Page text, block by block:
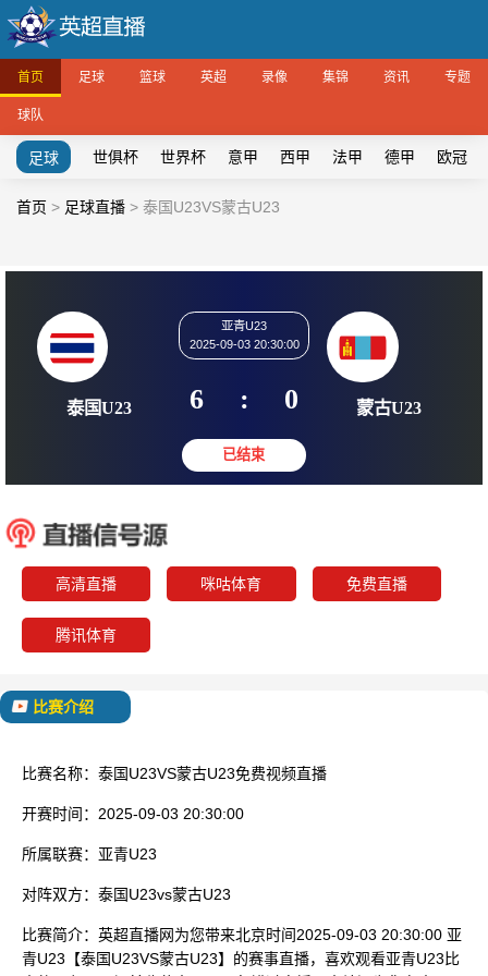
首页 足球 篮球 英超 录像 集锦 资讯 专题
球队
足球 世俱杯 世界杯 意甲 西甲 法甲 德甲 欧冠
首页 > 足球直播 > 泰国U23VS蒙古U23
亚青U23
2025-09-03 20:30:00
6 : 0
高清直播 咪咕体育 免费直播
腾讯体育
比赛介绍
比赛名称： 泰国U23VS蒙古U23免费视频直播
开赛时间： 2025-09-03 20:30:00
所属联赛： 亚青U23
对阵双方： 泰国U23vs蒙古U23
比赛简介： 英超直播网为您带来北京时间2025-09-03 20:30:00 亚
青U23【泰国U23VS蒙古U23】的赛事直播，喜欢观看亚青U23比